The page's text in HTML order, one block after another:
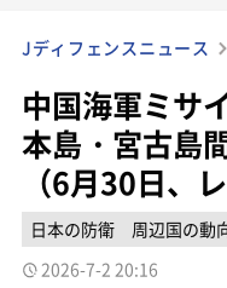
Jディフェンスニュース
中国海軍ミサ
本島・宮古島
（6月30日、
日本の防衛 周辺国の動
2026-7-2 20:16